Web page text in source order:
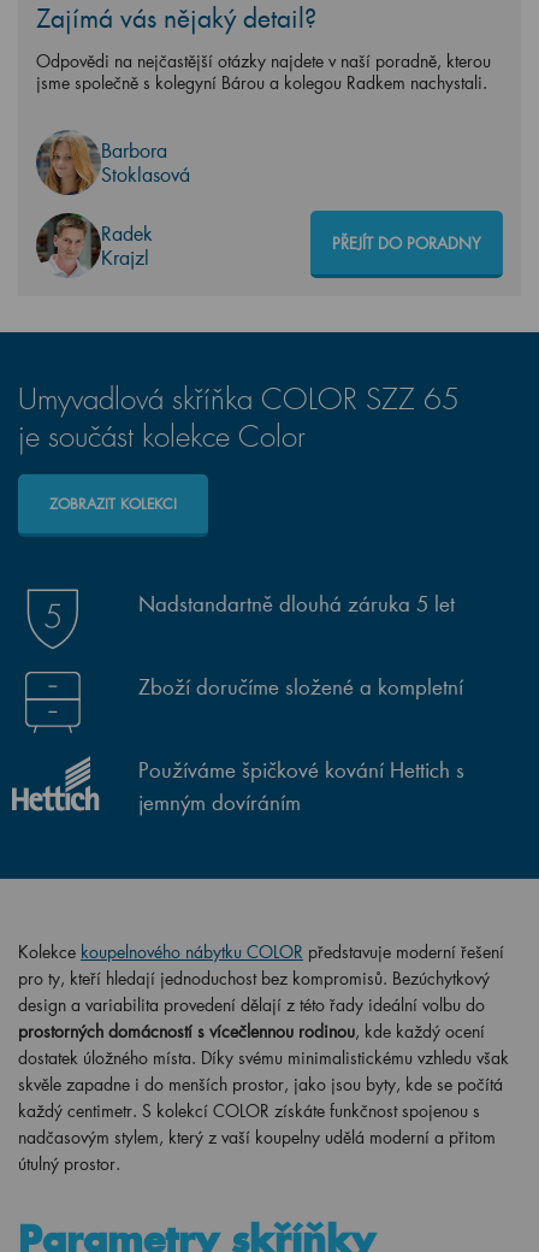
Zajímá vás nějaký detail?
Odpovědi na nejčastější otázky najdete v naší poradně, kterou
jsme společně s kolegyní Bárou a kolegou Radkem nachystali.
Barbora
Stoklasová
Radek
Krajzl
PŘEJÍT DO PORADNY
Umyvadlová skříňka COLOR SZZ 65
je součást kolekce Color
ZOBRAZIT KOLEKCI
Nadstandartně dlouhá záruka 5 let
Zboží doručíme složené a kompletní
Používáme špičkové kování Hettich s
jemným dovíráním
Kolekce koupelnového nábytku COLOR představuje moderní řešení
pro ty, kteří hledají jednoduchost bez kompromisů. Bezúchytkový
design a variabilita provedení dělají z této řady ideální volbu do
prostorných domácností s vícečlennou rodinou, kde každý ocení
dostatek úložného místa. Díky svému minimalistickému vzhledu však
skvěle zapadne i do menších prostor, jako jsou byty, kde se počítá
každý centimetr. S kolekcí COLOR získáte funkčnost spojenou s
nadčasovým stylem, který z vaší koupelny udělá moderní a přitom
útulný prostor.
Parametry skříňky